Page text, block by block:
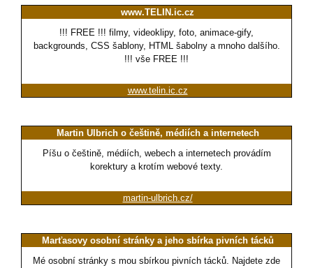
www.TELIN.ic.cz
!!! FREE !!! filmy, videoklipy, foto, animace-gify,
backgrounds, CSS šablony, HTML šabolny a mnoho dalšího.
!!! vše FREE !!!
www.telin.ic.cz
Martin Ulbrich o češtině, médiích a internetech
Píšu o češtině, médiích, webech a internetech provádím
korektury a krotím webové texty.
martin-ulbrich.cz/
Marťasovy osobní stránky a jeho sbírka pivních tácků
Mé osobní stránky s mou sbírkou pivních tácků. Najdete zde